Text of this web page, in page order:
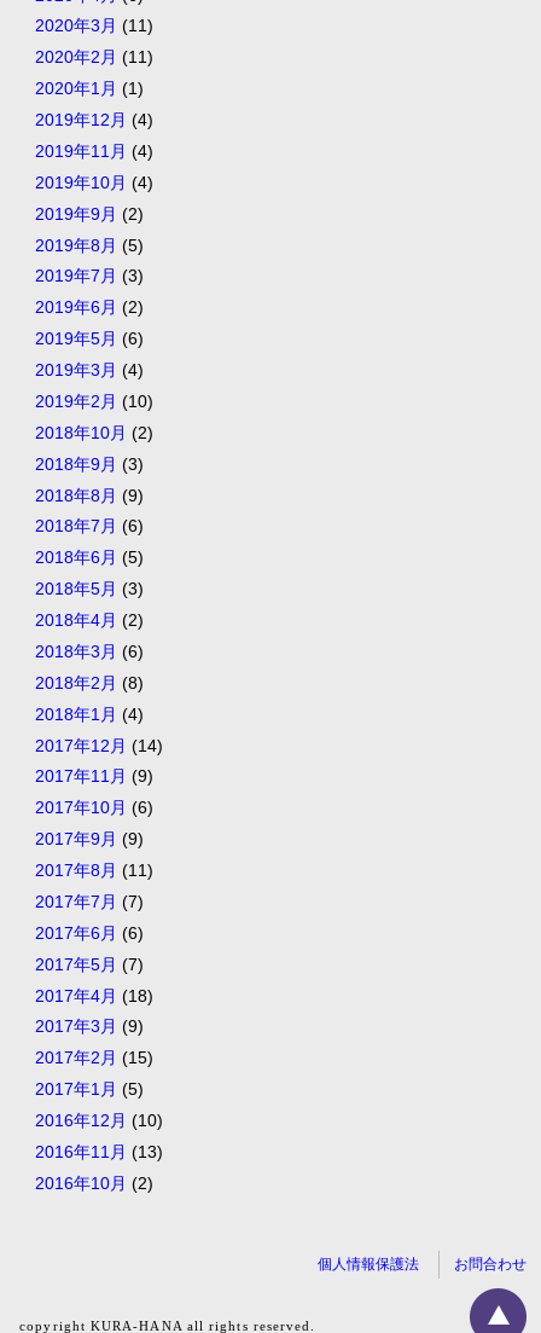
2020年3月 (11)
2020年2月 (11)
2020年1月 (1)
2019年12月 (4)
2019年11月 (4)
2019年10月 (4)
2019年9月 (2)
2019年8月 (5)
2019年7月 (3)
2019年6月 (2)
2019年5月 (6)
2019年3月 (4)
2019年2月 (10)
2018年10月 (2)
2018年9月 (3)
2018年8月 (9)
2018年7月 (6)
2018年6月 (5)
2018年5月 (3)
2018年4月 (2)
2018年3月 (6)
2018年2月 (8)
2018年1月 (4)
2017年12月 (14)
2017年11月 (9)
2017年10月 (6)
2017年9月 (9)
2017年8月 (11)
2017年7月 (7)
2017年6月 (6)
2017年5月 (7)
2017年4月 (18)
2017年3月 (9)
2017年2月 (15)
2017年1月 (5)
2016年12月 (10)
2016年11月 (13)
2016年10月 (2)
個人情報保護法 お問合わせ
copyright KURA-HANA all rights reserved.